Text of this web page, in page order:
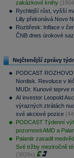
zakázkové knihy
Rychlejší růst, vyšší
Lilly překonává Novo
Rozbřesk: Inflace v
ČNB dnes úrokové
Nejčtenější zprávy
PODCAST
Nordisk. Revoluce v
MUDr. Kunové teprve
AI investor Leopold
výrazných ztrátách
své akciové pozice
PODCAST Týdenní
pozornosti AMD a
Palantir zasadil
Své tržby meziročně
(3828x)